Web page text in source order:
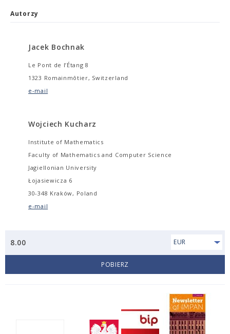
Autorzy
Jacek Bochnak
Le Pont de l’Étang 8
1323 Romainmôtier, Switzerland
e-mail
Wojciech Kucharz
Institute of Mathematics
Faculty of Mathematics and Computer Science
Jagiellonian University
Łojasiewicza 6
30-348 Kraków, Poland
e-mail
8.00 EUR
POBIERZ